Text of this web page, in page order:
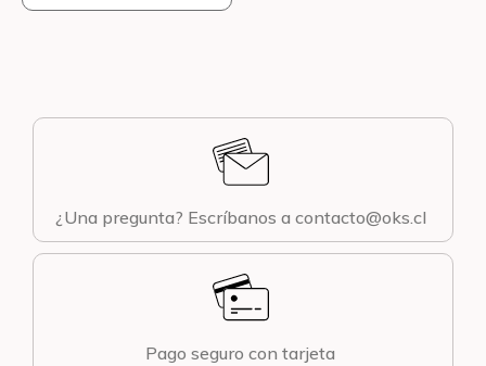
¿Una pregunta? Escríbanos a contacto@oks.cl
Pago seguro con tarjeta